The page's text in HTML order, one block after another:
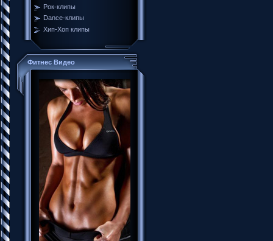
Рок-клипы
Dance-клипы
Хип-Хоп клипы
Фитнес Видео